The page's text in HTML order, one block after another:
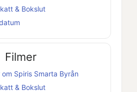
& Bokslut
Filmer
om Spiris Smarta Byrån
& Bokslut